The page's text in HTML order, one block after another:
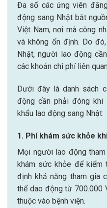
Đa số các ứng viên
động sang Nhật bắt
Việt Nam, nơi mà công
và không ổn định. Do
Nhật, người lao động
các khoản chi phí liên
Dưới đây là danh sách
động cần phải đóng khi
khẩu lao động sang Nhật:
1. Phí khám sức khỏe
Mọi người lao động
khám sức khỏe để kiểm
định khả năng tham gia
thể dao động từ 700.000
thuộc vào bệnh viện.